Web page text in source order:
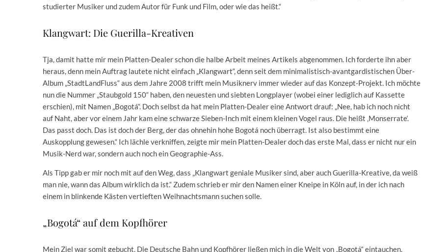
studierter Musiker und zudem Autor für Funk und Film, oder wie das heißt.“
Klangwart: Die Guerilla-Kreativen
Tja, damit hatte mir mein Platten-Dealer schon die halbe Arbeit meines Artikels abgenommen. Ich forderte ihn aber
heraus, denn mein Auftrag lautete nicht einfach „Klangwart“, denn seit dem minimalistisch-avantgardistischen Über-
Album „StadtLandFluss“ aus dem Jahre 2008 trifft mein Musiknerv immer wieder auf das Konzept-Projekt. Ich möchte
nun die Nummer „Staubgold 150“ haben, den neuesten und siebten Longplayer (wobei einer lediglich auf Kassette
erschien), mit Namen „Bogotá“. Doch selbst da hat mein Platten-Dealer eine Antwort drauf: „Nee, hab ich noch nicht
auf Naht, aber vor einem Jahr kam eine schwarze Sieben-Inch mit einem kleinen Vogel raus. Die heißt ‚Monserrate‘.
Das passt doch. Das ist doch der Berg, der das ohnehin hohe Bogotá noch überragt. Ist also bestimmt eine
Auskopplung gewesen.“ Ich lächle verkniffen, zeigte mir mein Platten-Dealer doch das erste Mal, dass er nicht nur ein
Musik-Nerd war, sondern auch noch ein Geographie-Ass.
Als Tipp gab er mir noch mit auf den Weg, dass „Klangwart geniale Musiker sind, aber auch Guerilla-Kreative, da weiß
man nie, wann das Album wirklich da ist.“ Zudem schrieb er mir den Namen einer Kneipe in Köln auf, in der ich nach
einem in blinkende Kästen vertieften Weihnachtsmann suchen solle.
„Bogotá“ auf dem Kopfhörer
Mein Ziel war somit gebucht. Die Deutsche Bahn und Kopfhörer ließen mich in die Welt von „Bogotá“ eintauchen.